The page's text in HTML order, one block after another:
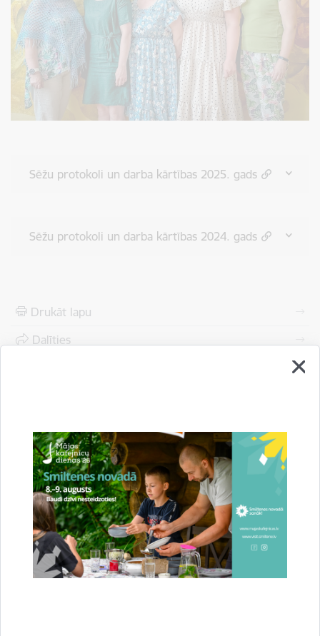
Sēžu protokoli un darba kārtības 2025. gads
Sēžu protokoli un darba kārtības 2024. gads
Drukāt lapu
Dalīties